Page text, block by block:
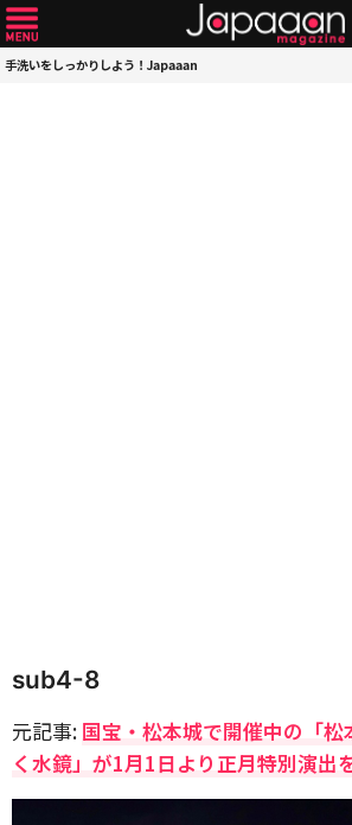
手洗いをしっかりしよう！Japaaan
sub4-8
元記事: 国宝・松本城で開催中の「
く水鏡」が1月1日より正月特別演出